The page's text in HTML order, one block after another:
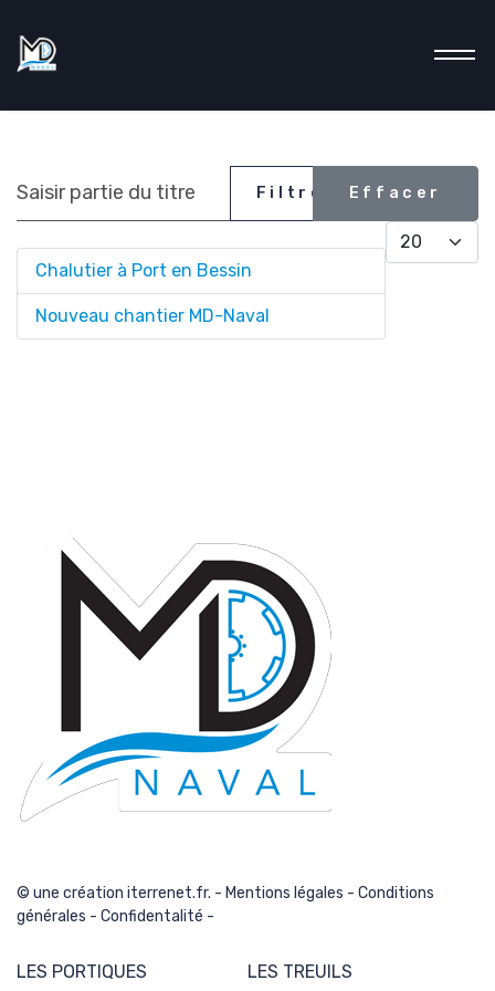
mentions
légales
confidentialité
Filtre Effacer
Afficher #
Chalutier à Port en Bessin
Nouveau chantier MD-Naval
© une création iterrenet.fr. - Mentions légales - Conditions
générales - Confidentalité -
LES PORTIQUES LES TREUILS